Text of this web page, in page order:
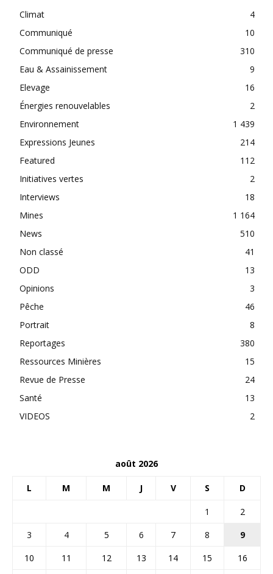
Climat
4
Communiqué
10
Communiqué de presse
310
Eau & Assainissement
9
Elevage
16
Énergies renouvelables
2
Environnement
1 439
Expressions Jeunes
214
Featured
112
Initiatives vertes
2
Interviews
18
Mines
1 164
News
510
Non classé
41
ODD
13
Opinions
3
Pêche
46
Portrait
8
Reportages
380
Ressources Minières
15
Revue de Presse
24
Santé
13
VIDEOS
2
août 2026
L M M J V S D
1
2
3
4 5 6 7 8
9
10
11 12 13 14 15
16